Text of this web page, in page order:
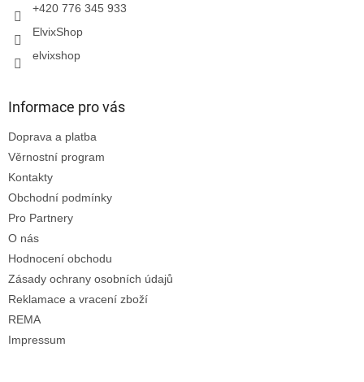
+420 776 345 933
ElvixShop
elvixshop
Informace pro vás
Doprava a platba
Věrnostní program
Kontakty
Obchodní podmínky
Pro Partnery
O nás
Hodnocení obchodu
Zásady ochrany osobních údajů
Reklamace a vracení zboží
REMA
Impressum